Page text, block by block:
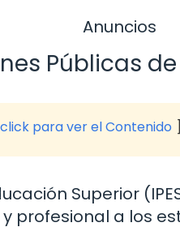
Anuncios
Públicas
click para ver el Contenido
Superior
profesional a los